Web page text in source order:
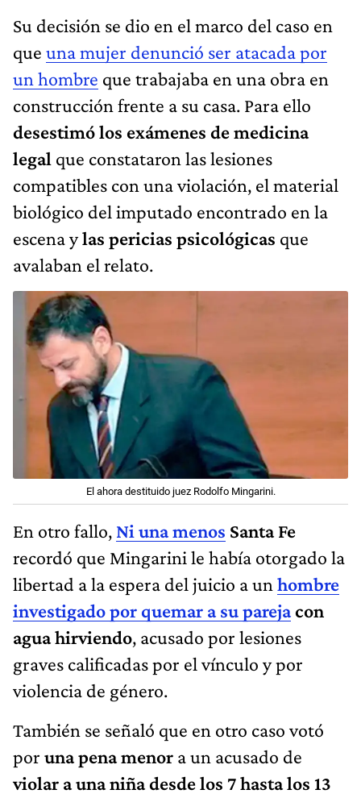
Su decisión se dio en el marco del caso en
que una mujer denunció ser atacada por
un hombre que trabajaba en una obra en
construcción frente a su casa. Para ello
desestimó los exámenes de medicina
legal que constataron las lesiones
compatibles con una violación, el material
biológico del imputado encontrado en la
escena ylas pericias psicológicas que
avalaban el relato.
El ahora destituido juez Rodolfo Mingarini.
En otro fallo, Ni una menos Santa Fe
recordó que Mingarini le había otorgado la
libertad a la espera del juicio a unhombre
investigado por quemar a su parejacon
agua hirviendo, acusado por lesiones
graves calificadas por el vínculo y por
violencia de género.
También se señaló que en otro caso votó
por una pena menor a un acusado de
violar a una niña desde los 7 hasta los 13